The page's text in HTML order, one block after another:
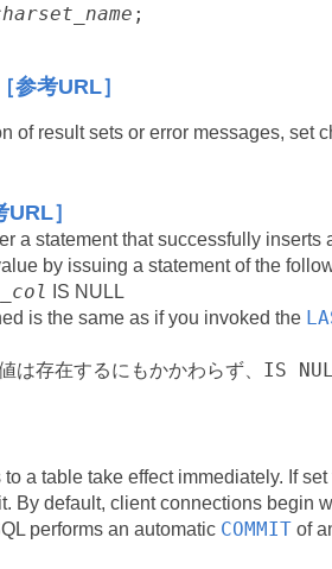
;
［参考URL］
of result sets or error messages, set
URL］
a statement that successfully inserts
by issuing a statement of the
IS NULL
is the same as if you invoked the
値は存在するにもかかわらず、IS
a table take effect immediately. If
By default, client connections begin
performs an automatic COMMIT of